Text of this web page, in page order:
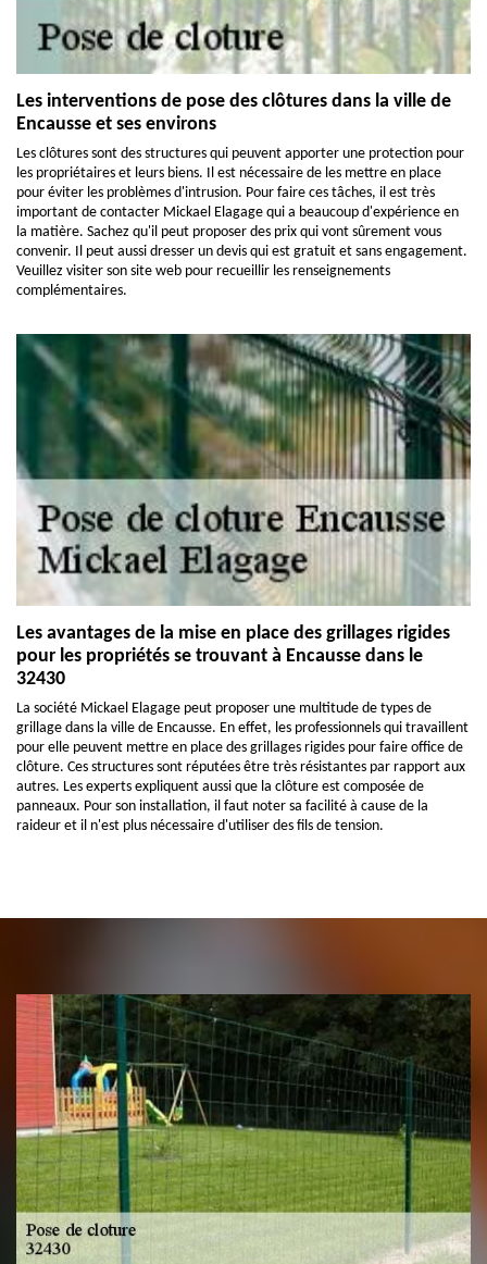
Les interventions de pose des clôtures dans la ville de
Encausse et ses environs
Les clôtures sont des structures qui peuvent apporter une protection pour
les propriétaires et leurs biens. Il est nécessaire de les mettre en place
pour éviter les problèmes d'intrusion. Pour faire ces tâches, il est très
important de contacter Mickael Elagage qui a beaucoup d'expérience en
la matière. Sachez qu'il peut proposer des prix qui vont sûrement vous
convenir. Il peut aussi dresser un devis qui est gratuit et sans engagement.
Veuillez visiter son site web pour recueillir les renseignements
complémentaires.
Les avantages de la mise en place des grillages rigides
pour les propriétés se trouvant à Encausse dans le
32430
La société Mickael Elagage peut proposer une multitude de types de
grillage dans la ville de Encausse. En effet, les professionnels qui travaillent
pour elle peuvent mettre en place des grillages rigides pour faire office de
clôture. Ces structures sont réputées être très résistantes par rapport aux
autres. Les experts expliquent aussi que la clôture est composée de
panneaux. Pour son installation, il faut noter sa facilité à cause de la
raideur et il n'est plus nécessaire d'utiliser des fils de tension.